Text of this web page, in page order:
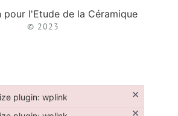
pour l'Etude de la Céramique
© 2023
×
plugin: wplink ×